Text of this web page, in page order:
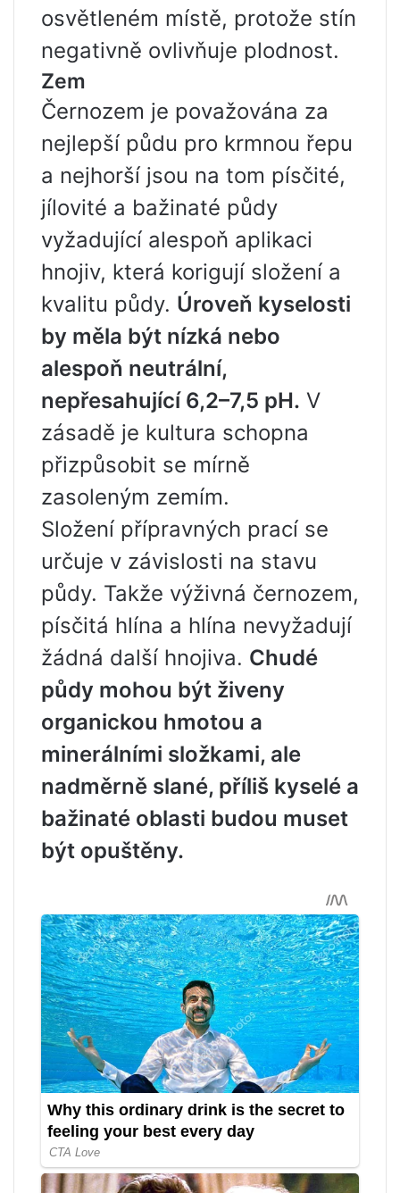
osvětleném místě, protože stín
negativně ovlivňuje plodnost.
Zem
Černozem je považována za
nejlepší půdu pro krmnou řepu
a nejhorší jsou na tom písčité,
jílovité a bažinaté půdy
vyžadující alespoň aplikaci
hnojiv, která korigují složení a
kvalitu půdy. Úroveň kyselosti
by měla být nízká nebo
alespoň neutrální,
nepřesahující 6,2–7,5 pH. V
zásadě je kultura schopna
přizpůsobit se mírně
zasoleným zemím.
Složení přípravných prací se
určuje v závislosti na stavu
půdy. Takže výživná černozem,
písčitá hlína a hlína nevyžadují
žádná další hnojiva. Chudé
půdy mohou být živeny
organickou hmotou a
minerálními složkami, ale
nadměrně slané, příliš kyselé a
bažinaté oblasti budou muset
být opuštěny.